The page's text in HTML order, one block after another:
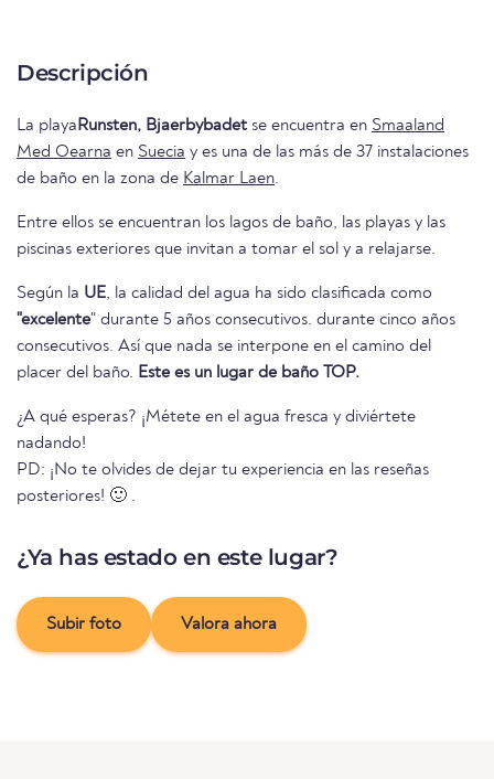
Descripción
La playaRunsten, Bjaerbybadet se encuentra en Smaaland
Med Oearna en Suecia y es una de las más de 37 instalaciones
de baño en la zona de Kalmar Laen.
Entre ellos se encuentran los lagos de baño, las playas y las
piscinas exteriores que invitan a tomar el sol y a relajarse.
Según la UE, la calidad del agua ha sido clasificada como
"excelente" durante 5 años consecutivos. durante cinco años
consecutivos. Así que nada se interpone en el camino del
placer del baño. Este es un lugar de baño TOP.
¿A qué esperas? ¡Métete en el agua fresca y diviértete
nadando!
PD: ¡No te olvides de dejar tu experiencia en las reseñas
posteriores! 🙂 .
¿Ya has estado en este lugar?
Subir foto Valora ahora